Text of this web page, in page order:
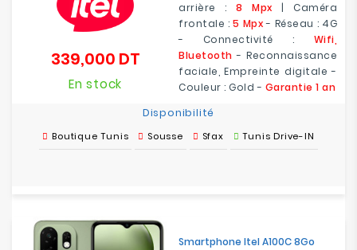
arrière : 8 Mpx | Caméra
frontale :5 Mpx- Réseau : 4G
- Connectivité : Wifi,
Bluetooth - Reconnaissance
faciale, Empreinte digitale -
Couleur : Gold - Garantie 1 an
339,000 DTPrix
En stock
Disponibilité
Boutique Tunis Sousse Sfax Tunis Drive-IN
Smartphone Itel A100C 8Go